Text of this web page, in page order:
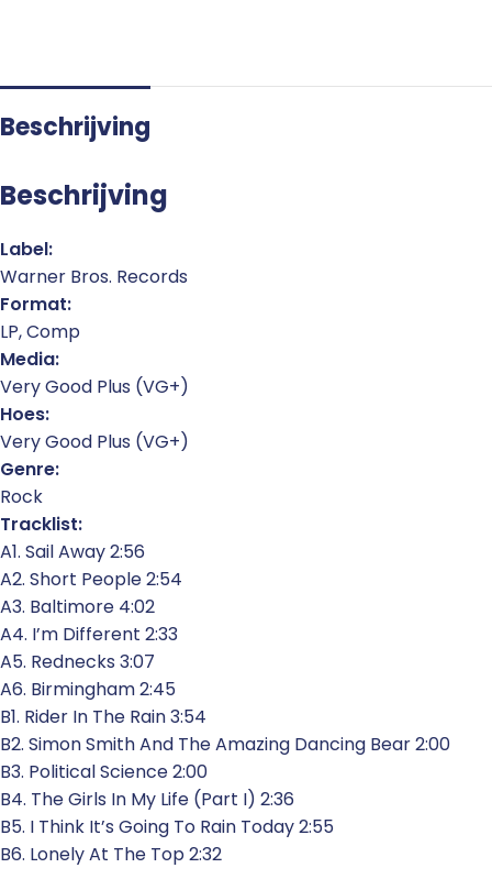
Beschrijving
Beschrijving
Label:
Warner Bros. Records
Format:
LP, Comp
Media:
Very Good Plus (VG+)
Hoes:
Very Good Plus (VG+)
Genre:
Rock
Tracklist:
A1. Sail Away 2:56
A2. Short People 2:54
A3. Baltimore 4:02
A4. I’m Different 2:33
A5. Rednecks 3:07
A6. Birmingham 2:45
B1. Rider In The Rain 3:54
B2. Simon Smith And The Amazing Dancing Bear 2:00
B3. Political Science 2:00
B4. The Girls In My Life (Part I) 2:36
B5. I Think It’s Going To Rain Today 2:55
B6. Lonely At The Top 2:32